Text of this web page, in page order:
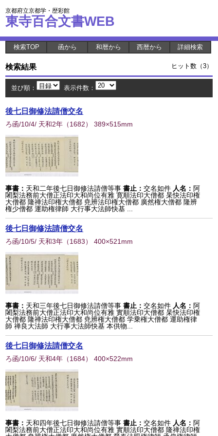
京都府立京都学・歴彩館
東寺百合文書WEB
検索TOP 函から 和暦から 西暦から 詳細検索
検索結果 ヒット数（3）
並び順： 表示件数：
後七日御修法請僧交名
ろ函/10/4/ 天和2年 （1682） 389×515mm
事書： 天和二年後七日御修法請僧等事 書止：交名如件 人名： 阿
闍梨法務前大僧正法印大和尚位有雅 寛順法印大僧都 杲快法印権
大僧都 隆禅法印権大僧都 尭辨法印権大僧都 廣然権大僧都 隆辨
権少僧都 運助権律師 大行事大法師快基 ...
後七日御修法請僧交名
ろ函/10/5/ 天和3年 （1683） 400×521mm
事書： 天和三年後七日御修法請僧等事 書止：交名如件 人名： 阿
闍梨法務前大僧正法印大和尚位有雅 實順法印大僧都 杲快法印権
大僧都 隆禅法印権大僧都 尭辨権大僧都 学乗権大僧都 運助権律
師 禅良大法師 大行事大法師快基 本供物...
後七日御修法請僧交名
ろ函/10/6/ 天和4年 （1684） 400×522mm
事書： 天和四年後七日御修法請僧等事 書止：交名如件 人名： 阿
闍梨法務前大僧正法印大和尚位有雅 實順法印大僧都 隆禅法印権